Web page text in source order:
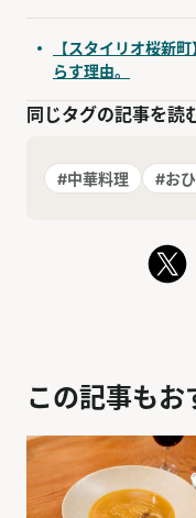
【スタイリオ桜新
らす理由。
同じタグの記事を読
#中華料理 #お
この記事もお